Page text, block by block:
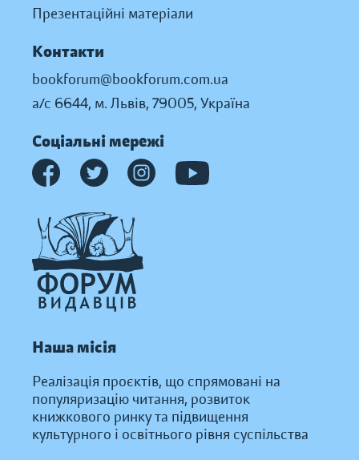
Презентаційні матеріали
Контакти
bookforum@bookforum.com.ua
а/с 6644, м. Львів, 79005, Україна
Соціальні мережі
Наша місія
Реалізація проєктів, що спрямовані на
популяризацію читання, розвиток
книжкового ринку та підвищення
культурного і освітнього рівня суспільства